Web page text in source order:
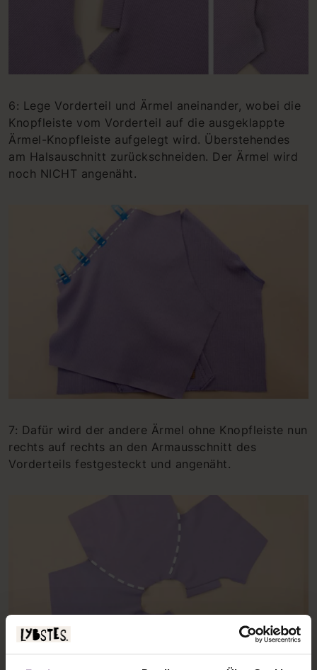
6: Lege Vorderteil und Ärmel aneinander, wobei die
Knopfleiste vom Vorderteil auf die ausgeklappte
Ärmel-Knopfleiste aufgelegt wird. Überstehendes
am Halsauschnitt zurückschneiden. Der Ärmel wird
noch NICHT angenäht.
7: Dafür wird der andere Ärmel ohne Knopfleiste nun
rechts auf rechts an den Armausschnitt des
Vorderteils festgesteckt und angenäht.